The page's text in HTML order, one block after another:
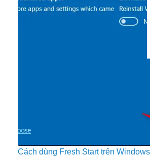
Cách dùng Fresh Start trên